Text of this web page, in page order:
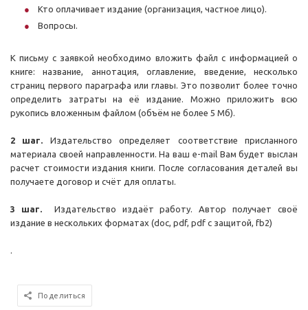
Кто оплачивает издание (организация, частное лицо).
Вопросы.
К письму с заявкой необходимо вложить файл с информацией о
книге: название, аннотация, оглавление, введение, несколько
страниц первого параграфа или главы. Это позволит более точно
определить затраты на её издание. Можно приложить всю
рукопись вложенным файлом (объём не более 5 Мб).
2 шаг. Издательство определяет соответствие присланного
материала своей направленности. На ваш e-mail Вам будет выслан
расчет стоимости издания книги. После согласования деталей вы
получаете договор и счёт для оплаты.
3 шаг.
Издательство издаёт работу. Автор получает своё
издание в нескольких форматах (doc, pdf, pdf с защитой, fb2)
.
Поделиться